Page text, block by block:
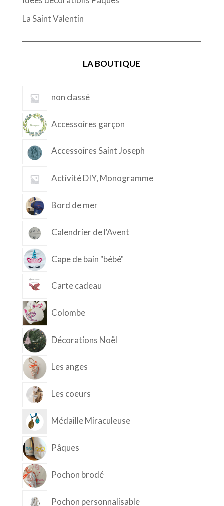
La Saint Valentin
LA BOUTIQUE
non classé
Accessoires garçon
Accessoires Saint Joseph
Activité DIY, Monogramme
Bord de mer
Calendrier de l'Avent
Cape de bain "bébé"
Carte cadeau
Colombe
Décorations Noël
Les anges
Les coeurs
Médaille Miraculeuse
Pâques
Pochon brodé
Pochon personnalisable